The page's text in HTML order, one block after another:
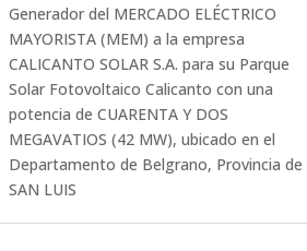
Generador del MERCADO ELÉCTRICO
MAYORISTA (MEM) a la empresa
CALICANTO SOLAR S.A. para su Parque
Solar Fotovoltaico Calicanto con una
potencia de CUARENTA Y DOS
MEGAVATIOS (42 MW), ubicado en el
Departamento de Belgrano, Provincia de
SAN LUIS